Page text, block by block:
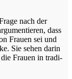
nach der
dass
Frau­en sei und
Sie sehen dar­in
die Frau­en in tra­di­